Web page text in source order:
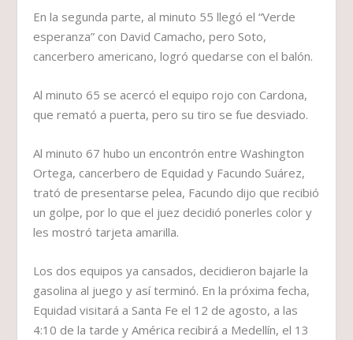
En la segunda parte, al minuto 55 llegó el “Verde
esperanza” con David Camacho, pero Soto,
cancerbero americano, logró quedarse con el balón.
Al minuto 65 se acercó el equipo rojo con Cardona,
que remató a puerta, pero su tiro se fue desviado.
Al minuto 67 hubo un encontrón entre Washington
Ortega, cancerbero de Equidad y Facundo Suárez,
trató de presentarse pelea, Facundo dijo que recibió
un golpe, por lo que el juez decidió ponerles color y
les mostró tarjeta amarilla.
Los dos equipos ya cansados, decidieron bajarle la
gasolina al juego y así terminó. En la próxima fecha,
Equidad visitará a Santa Fe el 12 de agosto, a las
4:10 de la tarde y América recibirá a Medellín, el 13